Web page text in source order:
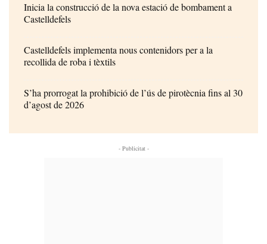
Inicia la construcció de la nova estació de bombament a
Castelldefels
Castelldefels implementa nous contenidors per a la
recollida de roba i tèxtils
S’ha prorrogat la prohibició de l’ús de pirotècnia fins al 30
d’agost de 2026
- Publicitat -